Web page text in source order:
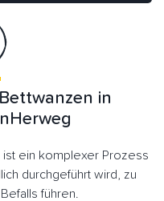
in
ist ein komplexer Prozess
durchgeführt wird, zu
führen.